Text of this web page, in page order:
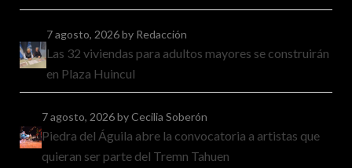
7 agosto, 2026by Redacción
Las 32 viviendas para adultos mayores se construirán
en Plaza Huincul
7 agosto, 2026by Cecilia Soberón
Piedra del Águila abre la convocatoria a artistas que
quieran ser parte del Tremn Tahuen